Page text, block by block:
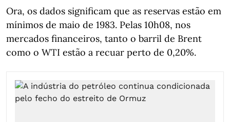
Ora, os dados significam que as reservas estão em
mínimos de maio de 1983. Pelas 10h08, nos
mercados financeiros, tanto o barril de Brent
como o WTI estão a recuar perto de 0,20%.